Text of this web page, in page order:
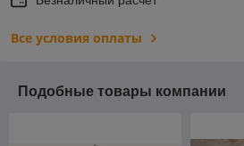
Все условия оплаты
Подобные товары компании